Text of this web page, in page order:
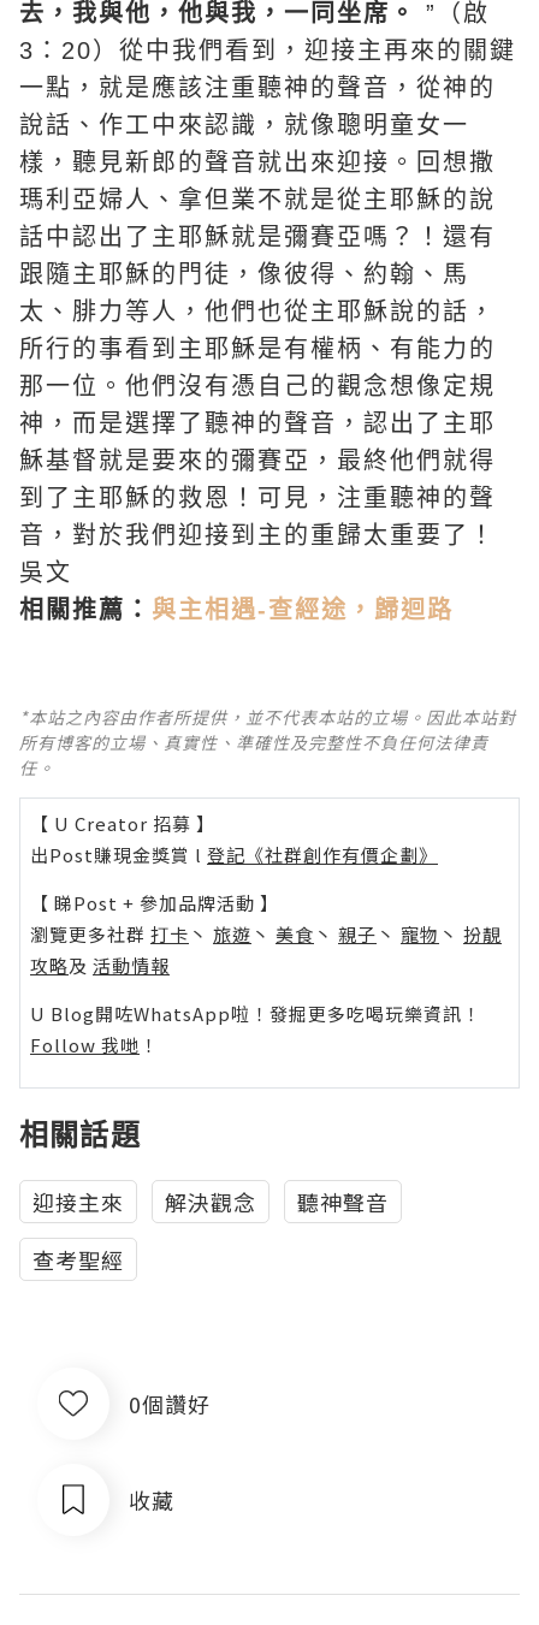
去，我與他，他與我，一同坐席。
”（啟
3：20）從中我們看到，迎接主再來的關鍵
一點，就是應該注重聽神的聲音，從神的
說話、作工中來認識，就像聰明童女一
樣，聽見新郎的聲音就出來迎接。回想撒
瑪利亞婦人、拿但業不就是從主耶穌的說
話中認出了主耶穌就是彌賽亞嗎？！還有
跟隨主耶穌的門徒，像彼得、約翰、馬
太、腓力等人，他們也從主耶穌說的話，
所行的事看到主耶穌是有權柄、有能力的
那一位。 他們沒有憑自己的觀念想像定規
神，而是選擇了聽神的聲音，認出了主耶
穌基督就是要來的彌賽亞，最終他們就得
到了主耶穌的救恩！ 可見，注重聽神的聲
音，對於我們迎接到主的重歸太重要了！
吳文
相關推薦： 與主相遇-查經途，歸迴路
*本站之內容由作者所提供，並不代表本站的立場。因此本站對
所有博客的立場、真實性、準確性及完整性不負任何法律責
任。
【 U Creator 招募 】
出Post賺現金獎賞 l 登記《社群創作有價企劃》
【 睇Post + 參加品牌活動 】
瀏覽更多社群 打卡 丶 旅遊 丶 美食 丶 親子 丶 寵物 丶 扮靚
攻略及 活動情報
U Blog開咗WhatsApp啦！發掘更多吃喝玩樂資訊！
Follow 我哋 ！
相關話題
迎接主來 解決觀念
聽神聲音
查考聖經
0個讚好
收藏